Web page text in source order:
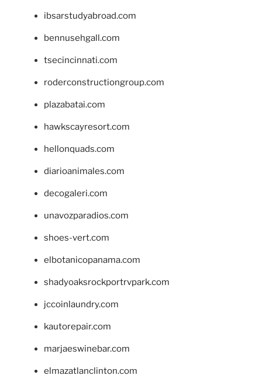
ibsarstudyabroad.com
bennusehgall.com
tsecincinnati.com
roderconstructiongroup.com
plazabatai.com
hawkscayresort.com
hellonquads.com
diarioanimales.com
decogaleri.com
unavozparadios.com
shoes-vert.com
elbotanicopanama.com
shadyoaksrockportrvpark.com
jccoinlaundry.com
kautorepair.com
marjaeswinebar.com
elmazatlanclinton.com